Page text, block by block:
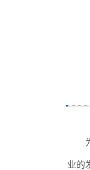
业的